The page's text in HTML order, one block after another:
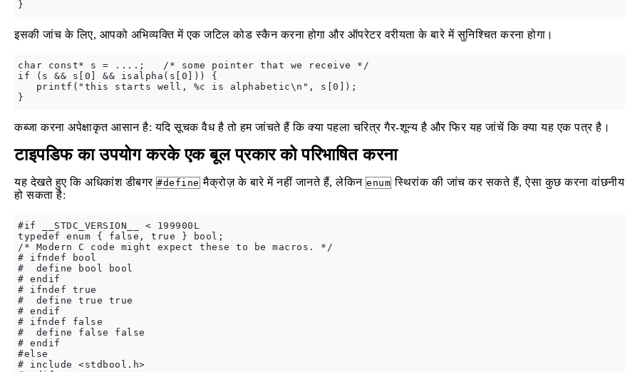
इसकी जांच के लिए, आपको अभिव्यक्ति में एक जटिल कोड स्कैन करना होगा और ऑपरेटर वरीयता के बारे में सुनिश्चित करना होगा।
char const* s = ....;   /* some pointer that we receive */
if (s && s[0] && isalpha(s[0])) {
   printf("this starts well, %c is alphabetic\n", s[0]);
कब्जा करना अपेक्षाकृत आसान है: यदि सूचक वैध है तो हम जांचते हैं कि क्या पहला चरित्र गैर-शून्य है और फिर यह जांचें कि क्या यह एक पत्र है।
टाइपडिफ का उपयोग करके एक बूल प्रकार को परिभाषित करना
यह देखते हुए कि अधिकांश डीबगर #define मैक्रोज़ के बारे में नहीं जानते हैं, लेकिन enum स्थिरांक की जांच कर सकते हैं, ऐसा कुछ करना वांछनीय
हो सकता है:
#if __STDC_VERSION__ < 199900L
typedef enum { false, true } bool;
/* Modern C code might expect these to be macros. */
# ifndef bool
#  define bool bool
# endif
# ifndef true
#  define true true
# endif
# ifndef false
#  define false false
# endif
#else
# include <stdbool.h>